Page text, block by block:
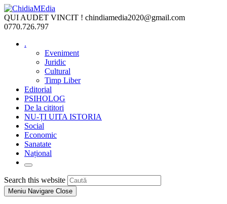
Skip
to
content
QUI AUDET VINCIT ! chindiamedia2020@gmail.com
0770.726.797
.
Eveniment
Juridic
Cultural
Timp Liber
Editorial
PSIHOLOG
De la cititori
NU-ȚI UITA ISTORIA
Social
Economic
Sanatate
Național
Toggle
website
search
Search this website
Escape
Meniu Navigare Close